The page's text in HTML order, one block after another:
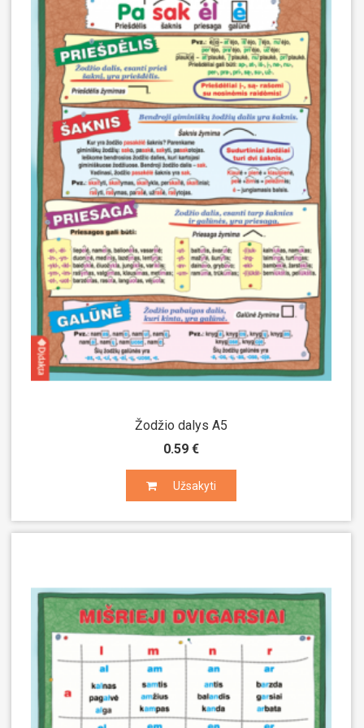
Žodžio dalys A5
0.59 €
Užsakyti
Užsakyti